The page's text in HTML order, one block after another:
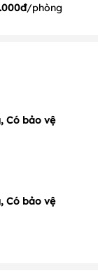
/phòng
Có bảo vệ
Có bảo vệ